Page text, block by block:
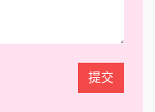
提交